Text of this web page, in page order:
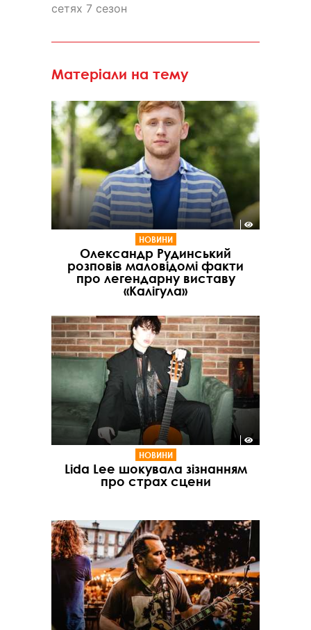
сетях 7 сезон
Матеріали на тему
НОВИНИ
Олександр Рудинський
розповів маловідомі факти
про легендарну виставу
«Калігула»
НОВИНИ
Lida Lee шокувала зізнанням
про страх сцени